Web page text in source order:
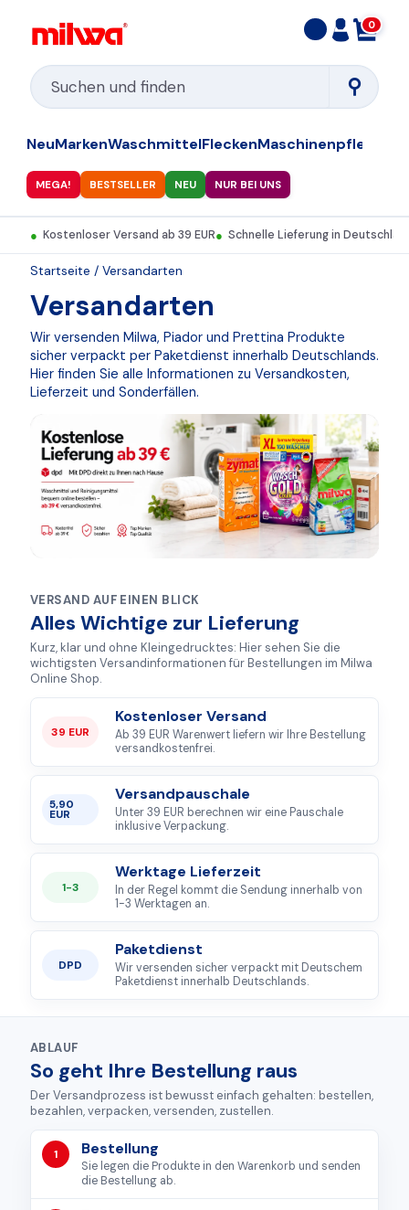
⚲
0
NeuMarkenWaschmittelFleckenMaschinenpflege
MEGA! BESTSELLER NEU NUR BEI UNS
● Kostenloser Versand ab 39 EUR● Schnelle Lieferung in
Startseite / Versandarten
Versandarten
Wir versenden Milwa, Piador und Prettina Produkte
sicher verpackt per Paketdienst innerhalb Deutschlands.
Hier finden Sie alle Informationen zu Versandkosten,
Lieferzeit und Sonderfällen.
VERSAND AUF EINEN BLICK
Alles Wichtige zur Lieferung
Kurz, klar und ohne Kleingedrucktes: Hier sehen Sie die
wichtigsten Versandinformationen für Bestellungen im Milwa
Online Shop.
39 EUR
Kostenloser Versand
Ab 39 EUR Warenwert liefern wir Ihre Bestellung
versandkostenfrei.
5,90
EUR
Versandpauschale
Unter 39 EUR berechnen wir eine Pauschale
inklusive Verpackung.
1-3
Werktage Lieferzeit
In der Regel kommt die Sendung innerhalb von
1-3 Werktagen an.
DPD
Paketdienst
Wir versenden sicher verpackt mit Deutschem
Paketdienst innerhalb Deutschlands.
ABLAUF
So geht Ihre Bestellung raus
Der Versandprozess ist bewusst einfach gehalten: bestellen,
bezahlen, verpacken, versenden, zustellen.
1 Bestellung
Sie legen die Produkte in den Warenkorb und senden
die Bestellung ab.